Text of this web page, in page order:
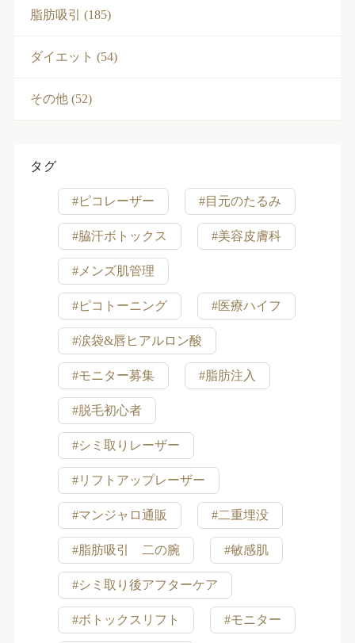
脂肪吸引 (185)
ダイエット (54)
その他 (52)
タグ
#ピコレーザー #目元のたるみ
#脇汗ボトックス #美容皮膚科
#メンズ肌管理
#ピコトーニング #医療ハイフ
#涙袋&唇ヒアルロン酸
#モニター募集 #脂肪注入
#脱毛初心者
#シミ取りレーザー
#リフトアップレーザー
#マンジャロ通販 #二重埋没
#脂肪吸引 二の腕 #敏感肌
#シミ取り後アフターケア
#ボトックスリフト #モニター